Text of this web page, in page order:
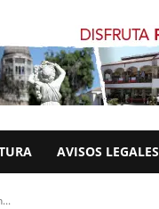
AVISOS LEGALES